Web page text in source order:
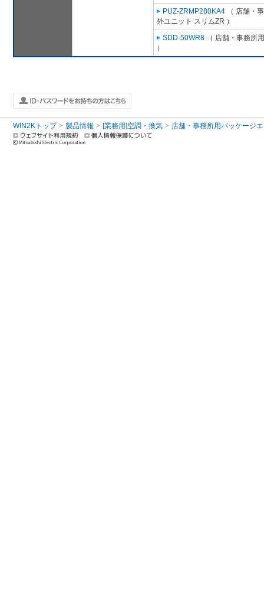
PUZ-ZRMP280KA4 （ 店舗・
外ユニット スリムZR ）
SDD-50WR8 （ 店舗・事務所
）
WIN2Kトップ 製品情報 [業務用]空調・換気 店舗・事務所用パッケージ